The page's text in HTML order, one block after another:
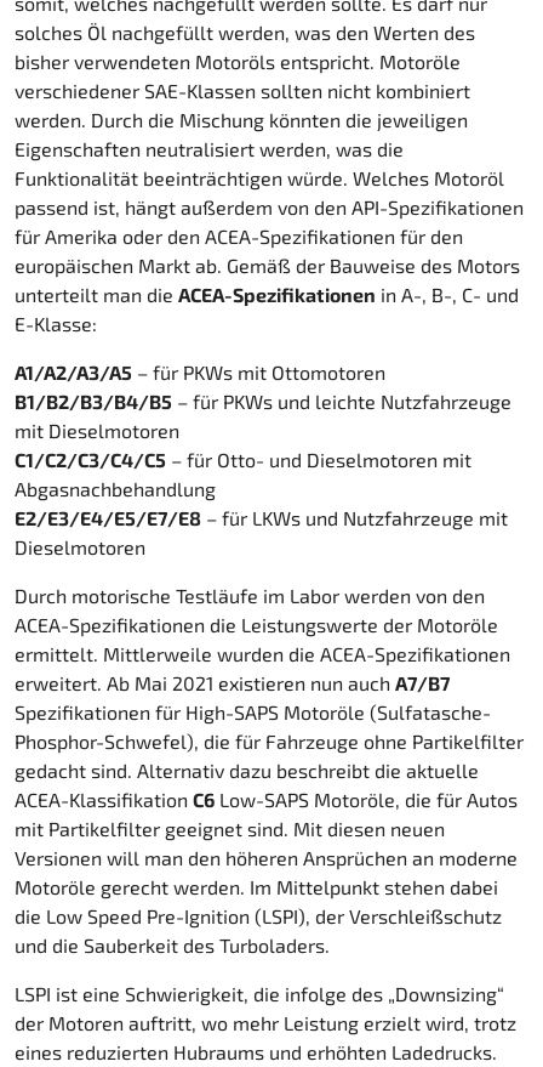
solches Öl nachgefüllt werden, was den Werten des
bisher verwendeten Motoröls entspricht. Motoröle
verschiedener SAE-Klassen sollten nicht kombiniert
werden. Durch die Mischung könnten die jeweiligen
Eigenschaften neutralisiert werden, was die
Funktionalität beeinträchtigen würde. Welches Motoröl
passend ist, hängt außerdem von den API-Spezifikationen
für Amerika oder den ACEA-Spezifikationen für den
europäischen Markt ab. Gemäß der Bauweise des Motors
unterteilt man die ACEA-Spezifikationen in A-, B-, C- und
E-Klasse:
A1/A2/A3/A5 – für PKWs mit Ottomotoren
B1/B2/B3/B4/B5 – für PKWs und leichte Nutzfahrzeuge
mit Dieselmotoren
C1/C2/C3/C4/C5 – für Otto- und Dieselmotoren mit
Abgasnachbehandlung
E2/E3/E4/E5/E7/E8 – für LKWs und Nutzfahrzeuge mit
Dieselmotoren
Durch motorische Testläufe im Labor werden von den
ACEA-Spezifikationen die Leistungswerte der Motoröle
ermittelt. Mittlerweile wurden die ACEA-Spezifikationen
erweitert. Ab Mai 2021 existieren nun auch A7/B7
Spezifikationen für High-SAPS Motoröle (Sulfatasche-
Phosphor-Schwefel), die für Fahrzeuge ohne Partikelfilter
gedacht sind. Alternativ dazu beschreibt die aktuelle
ACEA-Klassifikation C6 Low-SAPS Motoröle, die für Autos
mit Partikelfilter geeignet sind. Mit diesen neuen
Versionen will man den höheren Ansprüchen an moderne
Motoröle gerecht werden. Im Mittelpunkt stehen dabei
die Low Speed Pre-Ignition (LSPI), der Verschleißschutz
und die Sauberkeit des Turboladers.
LSPI ist eine Schwierigkeit, die infolge des „Downsizing“
der Motoren auftritt, wo mehr Leistung erzielt wird, trotz
eines reduzierten Hubraums und erhöhten Ladedrucks.